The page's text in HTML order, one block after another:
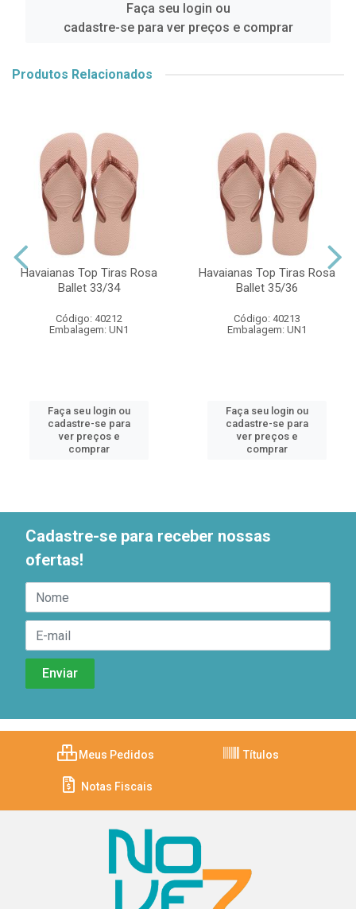
Faça seu login ou
cadastre-se para ver preços e comprar
Produtos Relacionados
Havaianas Top Tiras Rosa
Ballet 33/34
Código: 40212
Embalagem: UN1
Faça seu login ou
cadastre-se para
ver preços e
comprar
Havaianas Top Tiras Rosa
Ballet 35/36
Código: 40213
Embalagem: UN1
Faça seu login ou
cadastre-se para
ver preços e
comprar
Cadastre-se para receber nossas
ofertas!
Meus Pedidos Títulos
Notas Fiscais